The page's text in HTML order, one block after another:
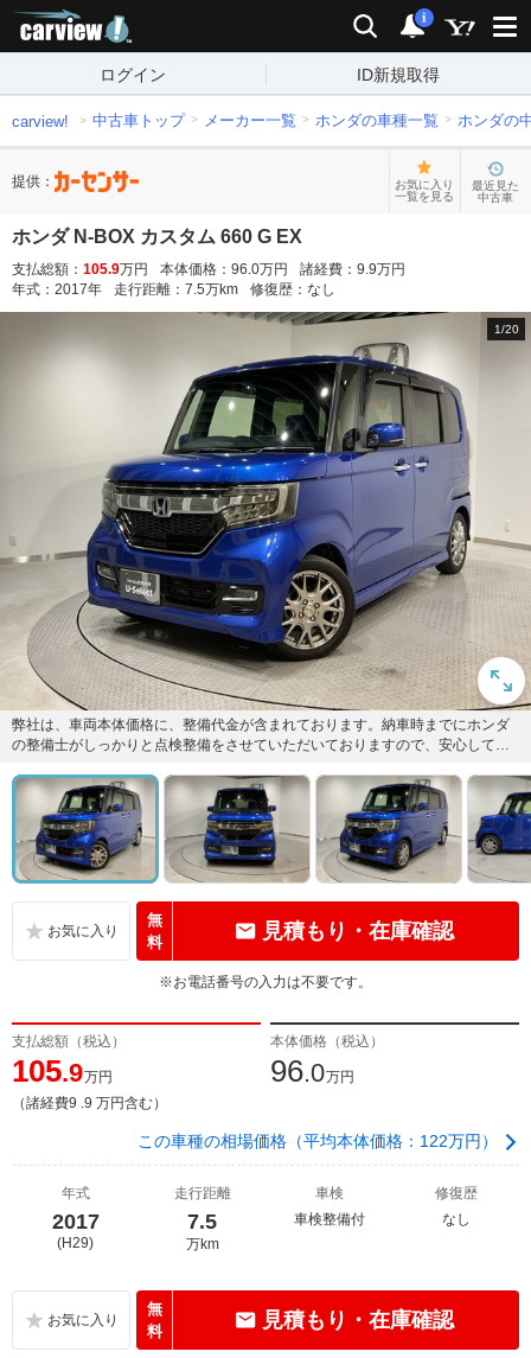
検索 通知
i
ログイン ID新規取得
carview! 中古車トップ メーカー一覧 ホンダの車種一覧 ホンダの
提供：
お気に入り
一覧を見る
最近見た
中古車
ホンダ N-BOX カスタム 660 G EX
支払総額： 105.9万円 本体価格： 96.0万円 諸経費： 9.9万円
年式： 2017年 走行距離： 7.5万km 修復歴： なし
1/20
弊社は、車両本体価格に、整備代金が含まれております。納車時までにホンダ
の整備士がしっかりと点検整備をさせていただいておりますので、安心してお
無
料
見積もり・在庫確認
※お電話番号の入力は不要です。
支払総額（税込）
105.9万円
（諸経費9 .9 万円含む）
本体価格（税込）
96.0万円
この車種の相場価格（平均本体価格：122万円）
年式
2017
(H29)
走行距離
7.5
万km
車検
車検整備付
修復歴
なし
無
料
見積もり・在庫確認